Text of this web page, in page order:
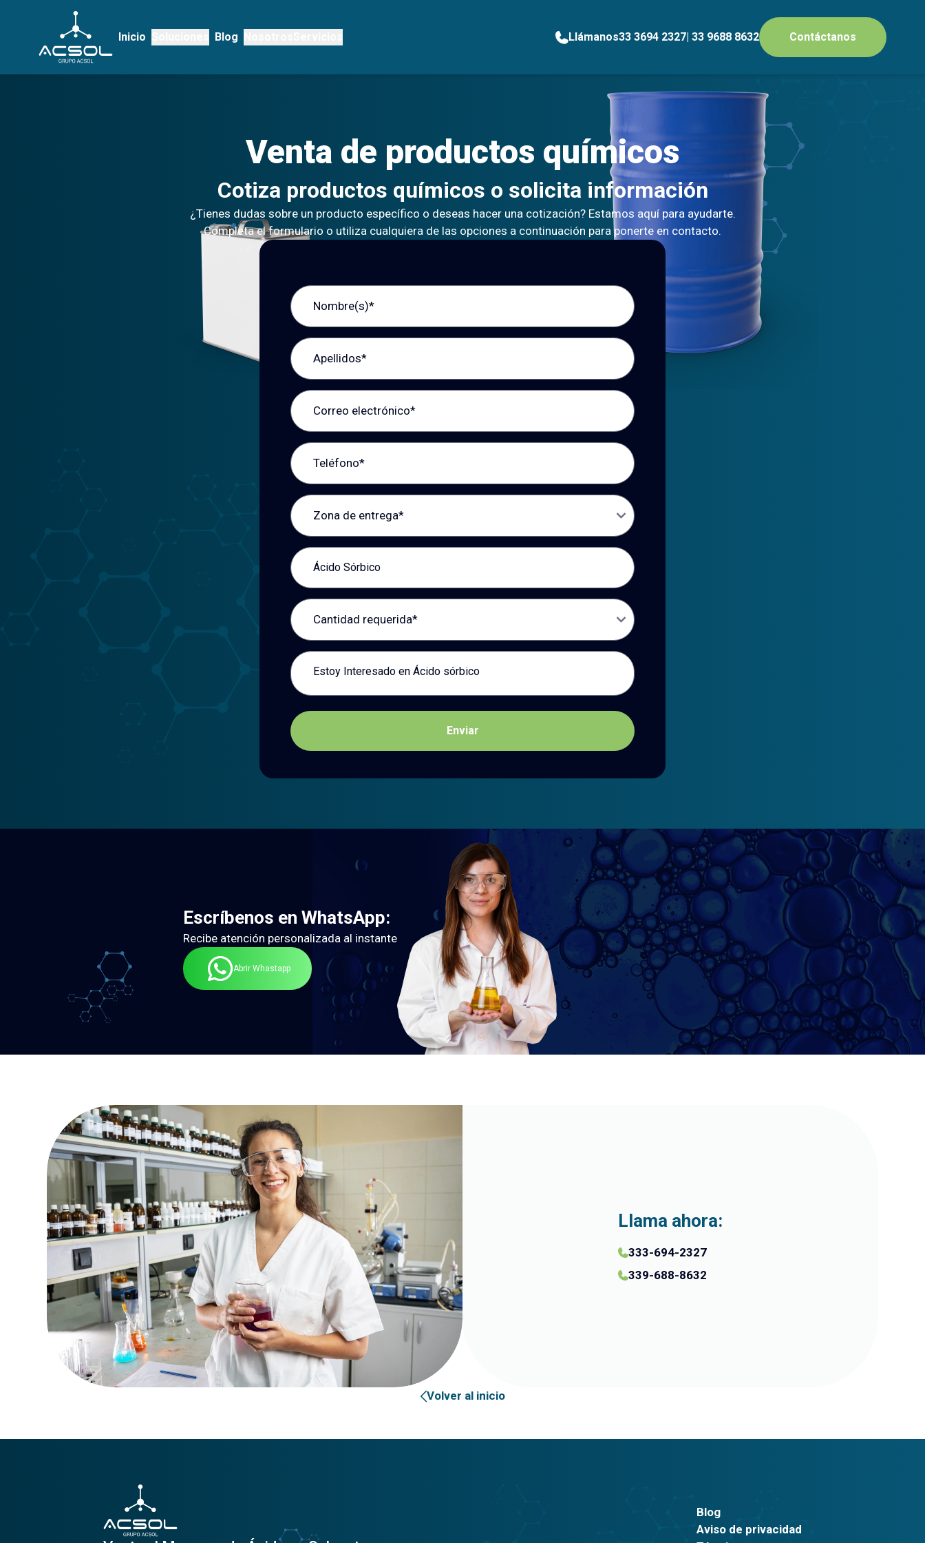
Inicio Blog Llámanos33 3694 2327| 33 9688 8632 Contáctanos
Venta de productos químicos
Cotiza productos químicos o solicita información
¿Tienes dudas sobre un producto específico o deseas hacer una cotización? Estamos aquí para ayudarte.
Completa el formulario o utiliza cualquiera de las opciones a continuación para ponerte en contacto.
Nombre (s)
Apellidos
Correo electrónico
Teléfono
Zona de entrega
Producto de interés
Cantidad requerida
Mensaje
Enviar
Escríbenos en WhatsApp:
Recibe atención personalizada al instante
Abrir Whastapp
Llama ahora:
333-694-2327
339-688-8632
Volver al inicio
Blog
Aviso de privacidad